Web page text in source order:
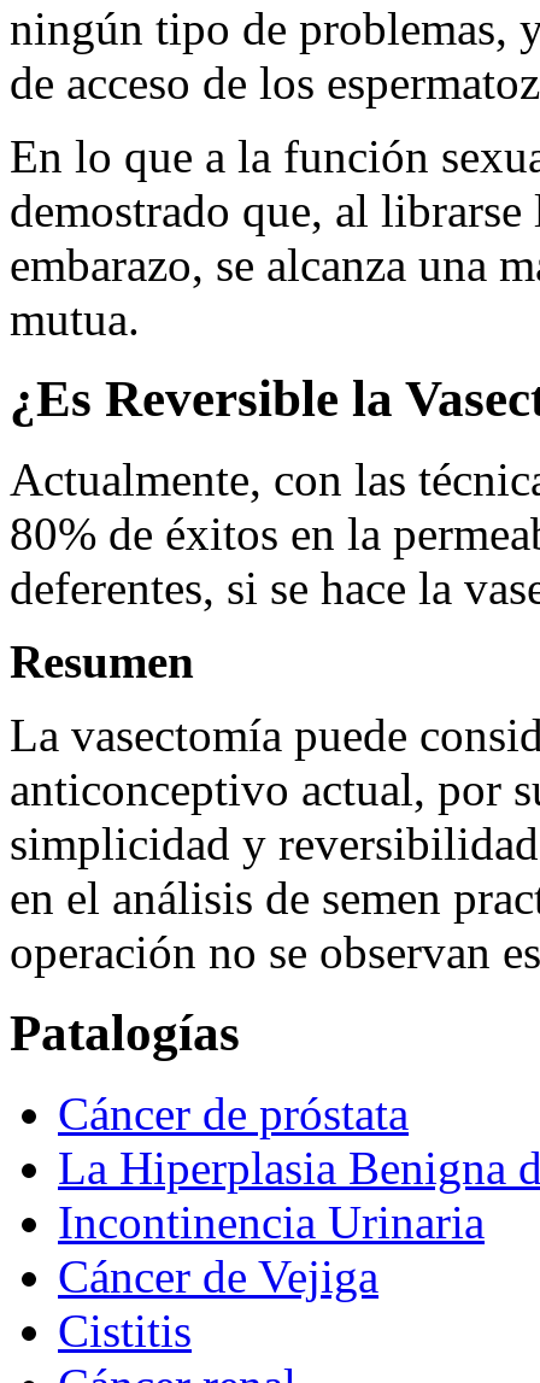
ningún tipo de problemas,
de acceso de los
En lo que a la función
demostrado que, al
embarazo, se alcanza una
mutua.
¿Es Reversible la
Actualmente, con las
80% de éxitos en la
deferentes, si se hace la
Resumen
La vasectomía puede
anticonceptivo actual, por
simplicidad y
en el análisis de semen
operación no se observan
Patalogías
Cáncer de próstata
La Hiperplasia Benigna
Incontinencia Urinaria
Cáncer de Vejiga
Cistitis